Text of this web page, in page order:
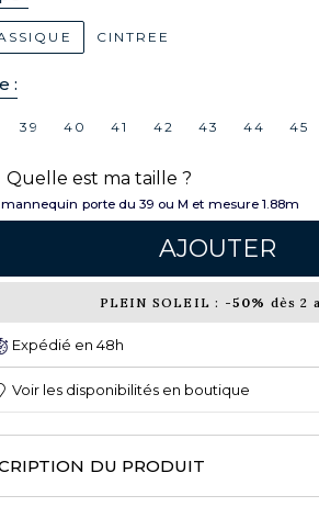
CINTREE
:
39 40 41 42 43 44 45
Quelle est ma taille ?
porte du 39 ou M et mesure 1.88m
AJOUTER
PLEIN SOLEIL : -50% dès 2
Expédié en 48h
Voir les disponibilités en boutique
DU PRODUIT